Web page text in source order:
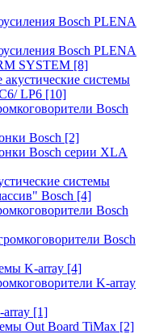
Bosch PLENA
Bosch PLENA
SYSTEM [8]
системы
LP6 [10]
Bosch
Bosch [2]
Bosch серии XLA
системы
Bosch [4]
Bosch
Bosch
K-array [4]
K-array
[1]
Out Board TiMax [2]